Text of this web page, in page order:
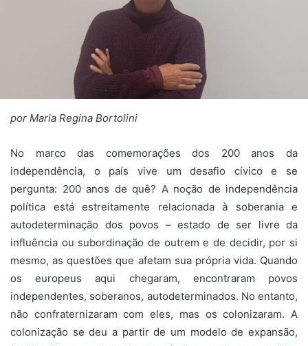
por Maria Regina Bortolini
No marco das comemorações dos 200 anos da
independência, o país vive um desafio cívico e se
pergunta: 200 anos de quê? A noção de independência
política está estreitamente relacionada à soberania e
autodeterminação dos povos – estado de ser livre da
influência ou subordinação de outrem e de decidir, por si
mesmo, as questões que afetam sua própria vida. Quando
os europeus aqui chegaram, encontraram povos
independentes, soberanos, autodeterminados. No entanto,
não confraternizaram com eles, mas os colonizaram. A
colonização se deu a partir de um modelo de expansão,